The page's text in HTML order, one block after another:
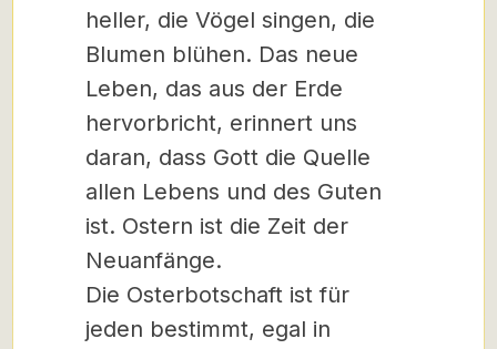
heller, die Vögel singen, die
Blumen blühen. Das neue
Leben, das aus der Erde
hervorbricht, erinnert uns
daran, dass Gott die Quelle
allen Lebens und des Guten
ist. Ostern ist die Zeit der
Neuanfänge.
Die Osterbotschaft ist für
jeden bestimmt, egal in